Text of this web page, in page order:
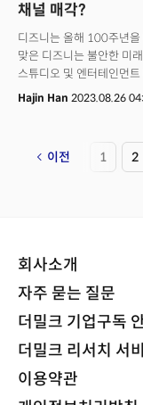
채널 매각?
디즈니는 올해 100주년
맞은 디즈니는 불안한 미
스튜디오 및 엔터테인먼
대한 적응력에 한계를 보
안겨준 스트리밍 서비스,
디즈니랜드의 회복 속도
말해준다. 디즈니 주가는
Hajin Han 2023.08.26
이전 1 2
회사소개
자주 묻는 질문
더밀크 기업구독
더밀크 리서치 서
이용약관